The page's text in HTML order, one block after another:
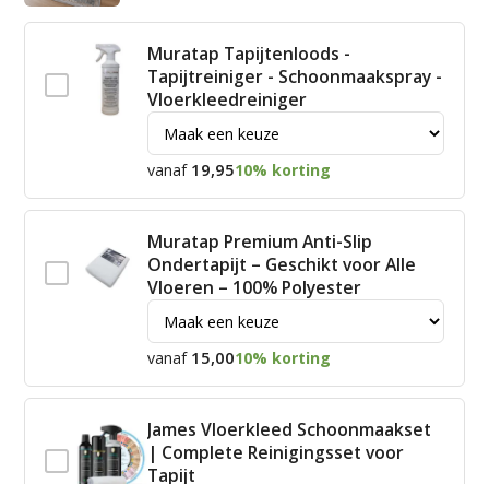
Muratap Tapijtenloods -
Tapijtreiniger - Schoonmaakspray -
Vloerkleedreiniger
vanaf 19,9510% korting
Muratap Premium Anti-Slip
Ondertapijt – Geschikt voor Alle
Vloeren – 100% Polyester
vanaf 15,0010% korting
James Vloerkleed Schoonmaakset
| Complete Reinigingsset voor
Tapijt